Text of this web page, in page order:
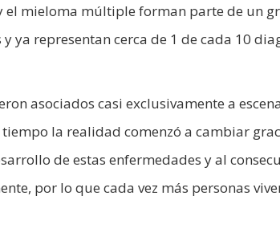
el mieloma múltiple forman parte de un
ya representan cerca de 1 de cada 10
asociados casi exclusivamente a
la realidad comenzó a cambiar
de estas enfermedades y al
por lo que cada vez más personas